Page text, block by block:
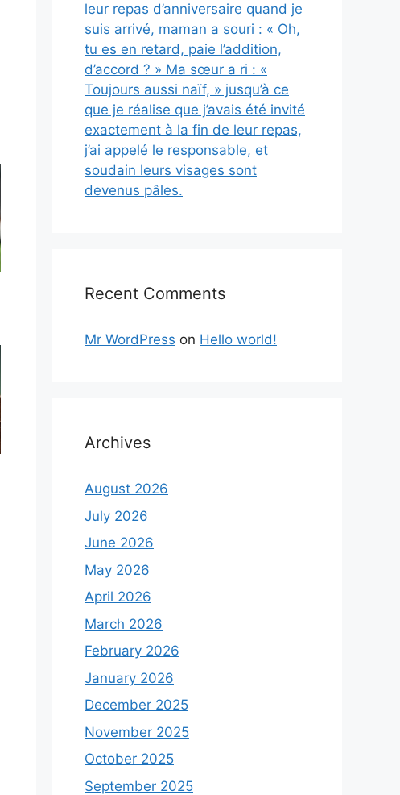
leur repas d’anniversaire quand je
suis arrivé, maman a souri : « Oh,
tu es en retard, paie l’addition,
d’accord ? » Ma sœur a ri : «
Toujours aussi naïf, » jusqu’à ce
que je réalise que j’avais été invité
exactement à la fin de leur repas,
j’ai appelé le responsable, et
soudain leurs visages sont
devenus pâles.
Recent Comments
Mr WordPress on Hello world!
Archives
August 2026
July 2026
June 2026
May 2026
April 2026
March 2026
February 2026
January 2026
December 2025
November 2025
October 2025
September 2025